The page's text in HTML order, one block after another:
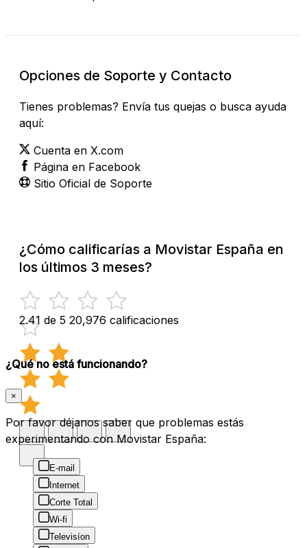
Opciones de Soporte y Contacto
Tienes problemas? Envía tus quejas o busca ayuda
aquí:
Cuenta en X.com
Página en Facebook
Sitio Oficial de Soporte
¿Cómo calificarías a Movistar España en
los últimos 3 meses?
2.41 de 5 20,976 calificaciones
¿Qué no está funcionando?
×
Por favor déjanos saber que problemas estás
experimentando con Movistar España:
E-mail
Internet
Corte Total
Wi-fi
Televisíon